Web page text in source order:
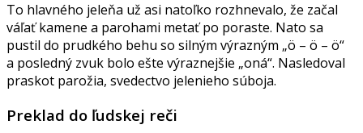
To hlavného jeleňa už asi natoľko rozhnevalo, že začal
váľať kamene a parohami metať po poraste. Nato sa
pustil do prudkého behu so silným výrazným „ö – ö – ö“
a posledný zvuk bolo ešte výraznejšie „oná“. Nasledoval
praskot parožia, svedectvo jelenieho súboja.
Preklad do ľudskej reči